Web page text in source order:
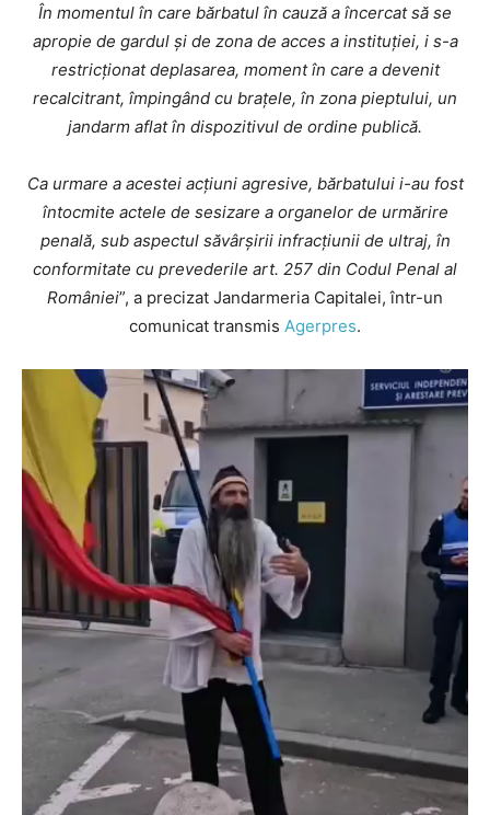
În momentul în care bărbatul în cauză a încercat să se
apropie de gardul și de zona de acces a instituției, i s-a
restricționat deplasarea, moment în care a devenit
recalcitrant, împingând cu brațele, în zona pieptului, un
jandarm aflat în dispozitivul de ordine publică.
Ca urmare a acestei acțiuni agresive, bărbatului i-au fost
întocmite actele de sesizare a organelor de urmărire
penală, sub aspectul săvârșirii infracțiunii de ultraj, în
conformitate cu prevederile art. 257 din Codul Penal al
României”, a precizat Jandarmeria Capitalei, într-un
comunicat transmis Agerpres.